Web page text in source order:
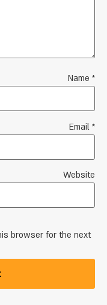
Name *
Email *
Website
browser for the next